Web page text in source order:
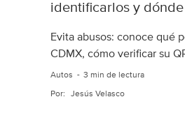
identificarlos y
Evita abusos: conoce qué
CDMX, cómo verificar su
Autos 3 min de lectura
Por: Jesús Velasco